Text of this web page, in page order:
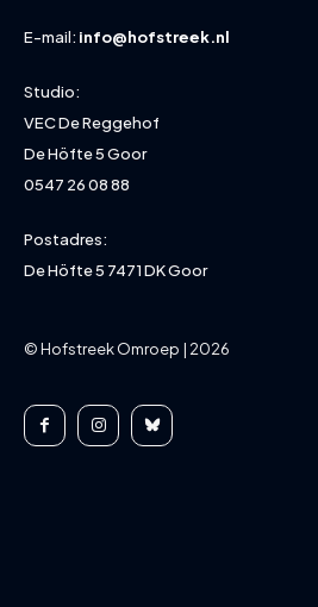
E-mail: info@hofstreek.nl
Studio:
VEC De Reggehof
De Höfte 5 Goor
0547 26 08 88
Postadres:
De Höfte 5 7471 DK Goor
© Hofstreek Omroep | 2026